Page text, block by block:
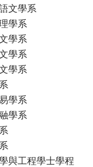
文學系
學系
學系
學系
學系
學系
學系
與工程學士學程